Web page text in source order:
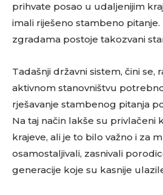
prihvate posao u udaljenijim
imali riješeno stambeno
zgradama postoje takozvani
Tadašnji državni sistem, čini se,
aktivnom stanovništvu
rješavanje stambenog pitanja
Na taj način lakše su privlačeni
krajeve, ali je to bilo važno i za
osamostaljivali, zasnivali
generacije koje su kasnije